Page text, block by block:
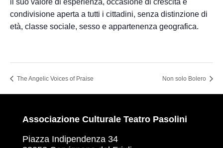
il suo valore di esperienza, occasione di crescita e
condivisione aperta a tutti i cittadini, senza distinzione di
età, classe sociale, sesso e appartenenza geografica.
The Angelic Voices of Praise Non solo Bolero
Associazione Culturale Teatro Pasolini
Piazza Indipendenza 34